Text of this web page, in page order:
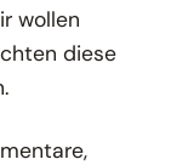
wollen
diese